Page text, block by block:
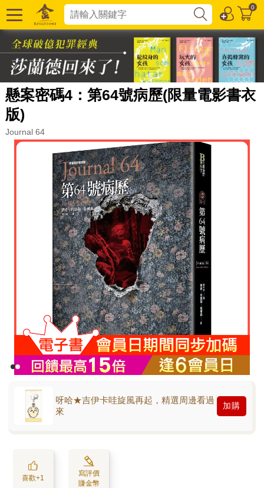
0
懸案密碼4：第64號病歷(限量電影書衣
版)
Journal 64
呀哈★吉伊卡哇旋風再起，精選周邊看過
來
加購
喜歡+1
寫評價
賺金幣